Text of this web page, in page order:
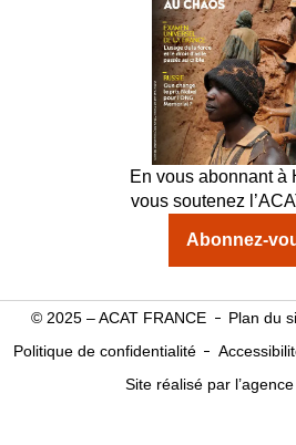
En vous abonnant à
vous soutenez
Abonnez-
© 2025 – ACAT FRANCE Plan du
Politique de confidentialité
Site réalisé par